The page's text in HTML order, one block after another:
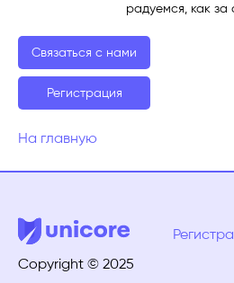
радуемся, как за
Связаться с нами
Регистрация
На главную
Copyright © 2025